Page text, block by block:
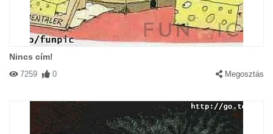
Nincs cím!
7259 0 Megosztás